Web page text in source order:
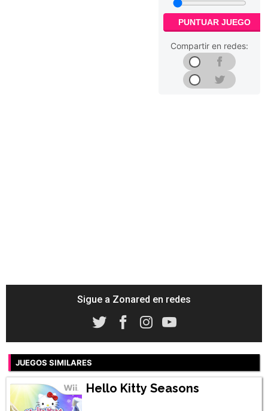
PUNTUAR JUEGO
Compartir en redes:
Sigue a Zonared en redes
JUEGOS SIMILARES
Hello Kitty Seasons